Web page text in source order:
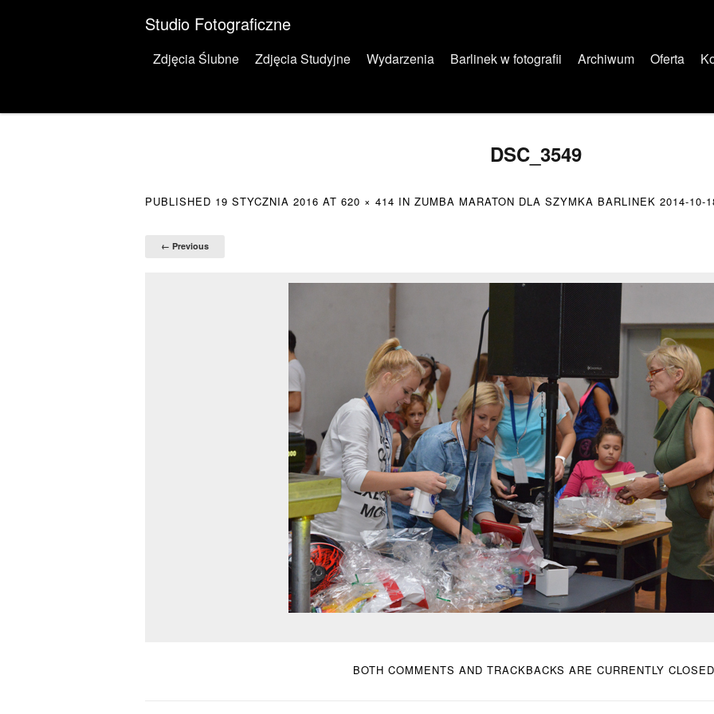
Studio Fotograficzne
Menu
Skip to content
Zdjęcia Ślubne Zdjęcia Studyjne Wydarzenia Barlinek w fotografii Archiwum Oferta
DSC_3549
PUBLISHED 19 STYCZNIA 2016 AT 620 × 414 IN ZUMBA MARATON DLA SZYMKA BARLINEK 2014-10-
← Previous
BOTH COMMENTS AND TRACKBACKS ARE CURRENTLY